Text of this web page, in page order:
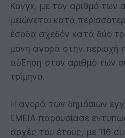
Κονγκ, με τον αριθμό των
μειώνεται κατά
έσοδα σχεδόν κατά δύο
μόνη αγορά στην περιοχή
αύξηση στον αριθμό των
τρίμηνο.
Η αγορά των δημόσιων
EMEIA παρουσίασε
αρχές του έτους, με 116